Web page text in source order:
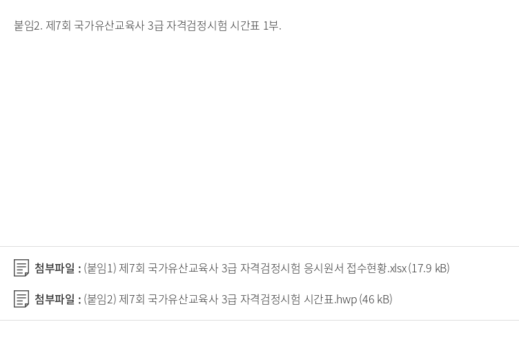
붙임2. 제7회 국가유산교육사 3급 자격검정시험 시간표 1부.
첨부파일 : (붙임1) 제7회 국가유산교육사 3급 자격검정시험 응시원서 접수현황.xlsx(17.9 kB)
첨부파일 : (붙임2) 제7회 국가유산교육사 3급 자격검정시험 시간표.hwp(46 kB)